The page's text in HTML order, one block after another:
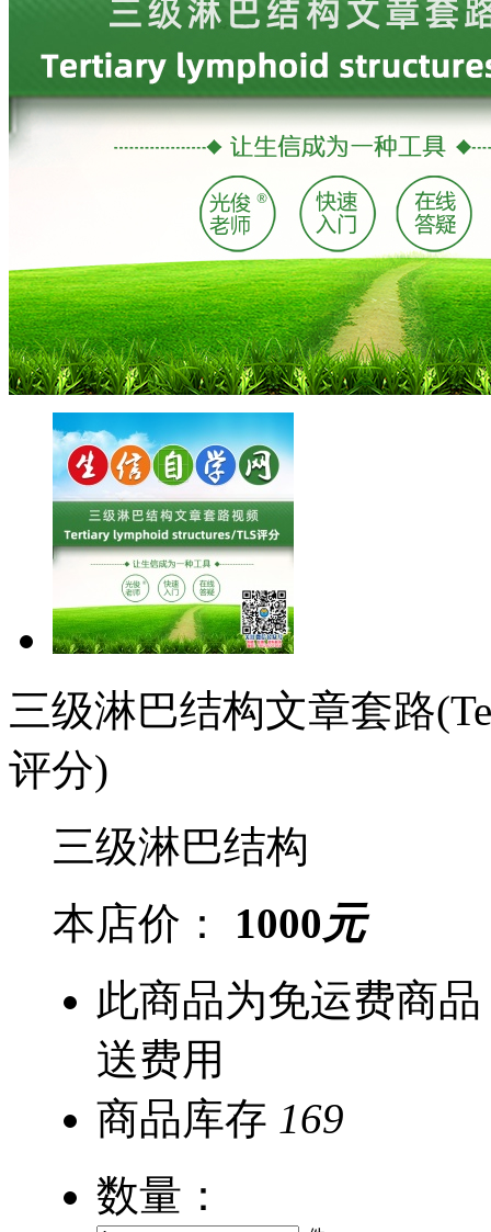
三级淋巴结构文章套路
评分)
三级淋巴结构
本店价：
1000元
此商品为免运费商
送费用
商品库存 169
数量：